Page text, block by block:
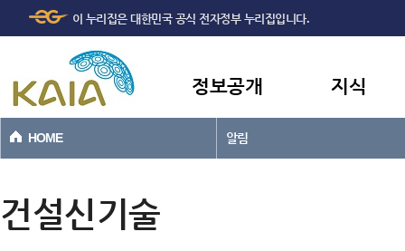
본문바로가기
이 누리집은 대한민국 공식 전자정부 누리집입니다.
정보공개 지식
HOME 알림
건설신기술